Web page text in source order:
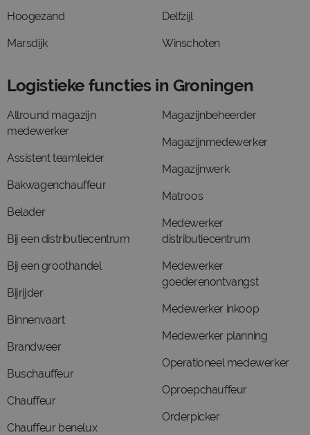
Hoogezand
Marsdijk
Delfzijl
Winschoten
Logistieke functies in Groningen
Allround magazijn
medewerker
Assistent teamleider
Bakwagenchauffeur
Belader
Bij een distributiecentrum
Bij een groothandel
Bijrijder
Binnenvaart
Brandweer
Buschauffeur
Chauffeur
Chauffeur benelux
Magazijnbeheerder
Magazijnmedewerker
Magazijnwerk
Matroos
Medewerker
distributiecentrum
Medewerker
goederenontvangst
Medewerker inkoop
Medewerker planning
Operationeel medewerker
Oproepchauffeur
Orderpicker